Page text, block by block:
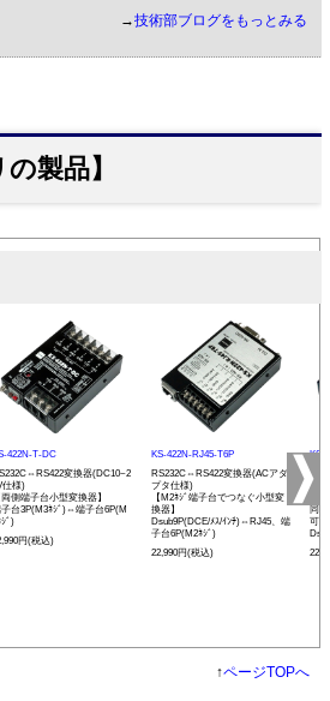
→技術部ブログをもっとみる
製品】
422N-T-DC
変換器(DC10~2
仕様)
両側端子台小型変換器】
子台3P(M3ﾈｼﾞ)⇔端子台6P(M
ｼﾞ)
円(税込)
KS-422N-RJ45-T6P
RS232C⇔RS422変換器(ACアダ
プタ仕様)
【M2ﾈｼﾞ端子台でつなぐ小型変
換器】
Dsub9P(DCE/ﾒｽ/ｲﾝﾁ)⇔RJ45、端
子台6P(M2ﾈｼﾞ)
22,990円(税込)
KS-
プ
同
可
↑ページTOPへ